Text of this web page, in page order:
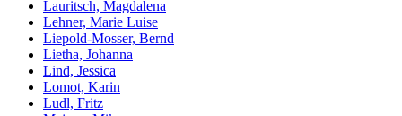
Lauritsch, Magdalena
Lehner, Marie Luise
Liepold-Mosser, Bernd
Lietha, Johanna
Lind, Jessica
Lomot, Karin
Ludl, Fritz